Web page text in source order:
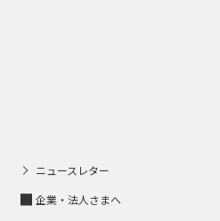
ニュースレター
企業・法人さまへ